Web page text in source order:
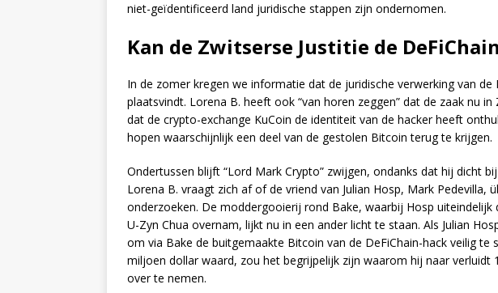
niet-geïdentificeerd land juridische stappen zijn ondernomen.
Kan de Zwitserse Justitie de
In de zomer kregen we informatie dat de juridische verwerking van de
plaatsvindt. Lorena B. heeft ook “van horen zeggen” dat de zaak nu
dat de crypto-exchange KuCoin de identiteit van de hacker heeft
hopen waarschijnlijk een deel van de gestolen Bitcoin terug te krijgen.
Ondertussen blijft “Lord Mark Crypto” zwijgen, ondanks dat hij dicht
Lorena B. vraagt zich af of de vriend van Julian Hosp, Mark Pedevilla,
onderzoeken. De moddergooierij rond Bake, waarbij Hosp uiteindelijk
U-Zyn Chua overnam, lijkt nu in een ander licht te staan. Als Julian
om via Bake de buitgemaakte Bitcoin van de DeFiChain-hack veilig te
miljoen dollar waard, zou het begrijpelijk zijn waarom hij naar verluidt
over te nemen.